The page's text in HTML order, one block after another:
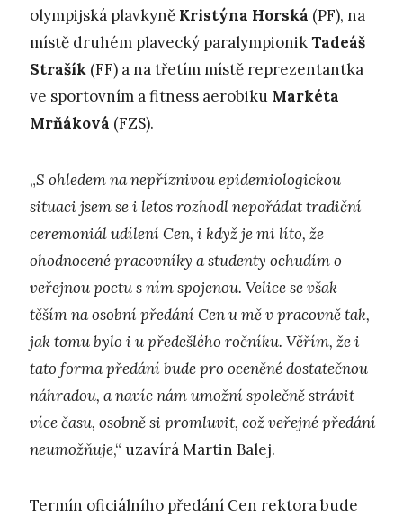
olympijská plavkyně Kristýna Horská (PF), na
místě druhém plavecký paralympionikTadeáš
Strašík (FF) a na třetím místě reprezentantka
ve sportovním a fitness aerobiku Markéta
Mrňáková (FZS).
„S ohledem na nepříznivou epidemiologickou
situaci jsem se i letos rozhodl nepořádat tradiční
ceremoniál udílení Cen, i když je mi líto, že
ohodnocené pracovníky a studenty ochudím o
veřejnou poctu s ním spojenou. Velice se však
těším na osobní předání Cen u mě v pracovně tak,
jak tomu bylo i u předešlého ročníku. Věřím, že i
tato forma předání bude pro oceněné dostatečnou
náhradou, a navíc nám umožní společně strávit
více času, osobně si promluvit, což veřejné předání
neumožňuje,“ uzavírá Martin Balej.
Termín oficiálního předání Cen rektora bude